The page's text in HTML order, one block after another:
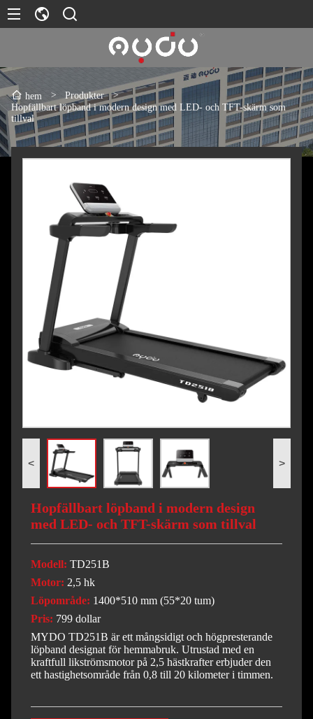
hem > Produkter
>
Hopfällbart löpband i modern design med LED- och TFT-skärm som
tillval
< >
Hopfällbart löpband i modern design
med LED- och TFT-skärm som tillval
Modell: TD251B
Motor: 2,5 hk
Löpområde: 1400*510 mm (55*20 tum)
Pris: 799 dollar
MYDO TD251B är ett mångsidigt och högpresterande
löpband designat för hemmabruk. Utrustad med en
kraftfull likströmsmotor på 2,5 hästkrafter erbjuder den
ett hastighetsområde från 0,8 till 20 kilometer i timmen.